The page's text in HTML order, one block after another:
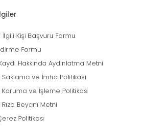
Kişi Başvuru Formu
Formu
Hakkında Aydınlatma Metni
ve İmha Politikası
ve İşleme Politikası
Beyanı Metni
Politikası